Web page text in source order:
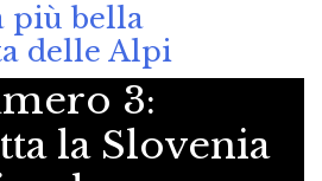
più bella
delle Alpi
3:
la Slovenia